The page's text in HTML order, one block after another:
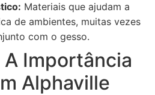
Materiais que ajudam a
de ambientes, muitas vezes
com o gesso.
Importância
Alphaville